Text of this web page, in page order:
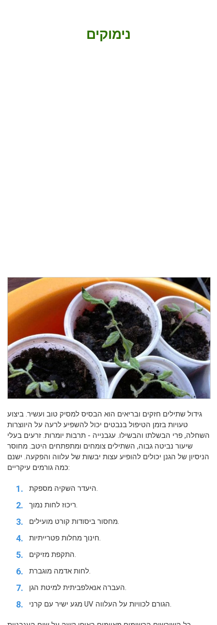
נימוקים
גידול שתילים חזקים ובריאים הוא הבסיס למסיק טוב ועשיר. ביצוע
טעויות בזמן הטיפול בנבטים יכול להשפיע לרעה על היווצרות
השחלה, פרי הבשלתו והבשילו. עגבנייה - תרבות יומרות. זרעים בעלי
שיעור נביטה גבוה, השתילים צומחים ומתפתחים היטב. מחוסר
הניסיון של הגנן יכולים להופיע עצות יבשות של עלווה והפקעה. ישנם
כמה גורמים עיקריים:
היעדר השקיה מספקת.
ריכוז לחות נמוך.
מחסור ביסודות קורט מועילים.
חינוך מחלות פטרייתיות.
התקפת מזיקים.
לחות אדמה מוגברת.
העברה אנאלפביתית למיטת הגן.
מגע ישיר עם קרני UV הגורם לכוויות על העלווה.